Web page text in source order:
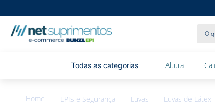
Altura
EPIs e Segurança Luvas Luvas de Látex